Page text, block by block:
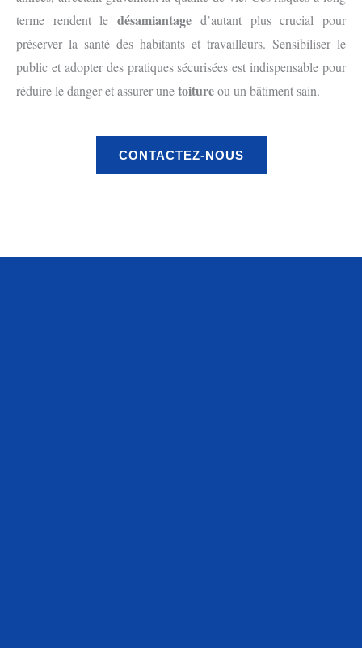
terme rendent ledésamiantage d’autant plus crucial pour
préserver la santé des habitants et travailleurs. Sensibiliser le
public et adopter des pratiques sécurisées est indispensable pour
réduire le danger et assurer unetoitureou un bâtiment sain.
CONTACTEZ-NOUS